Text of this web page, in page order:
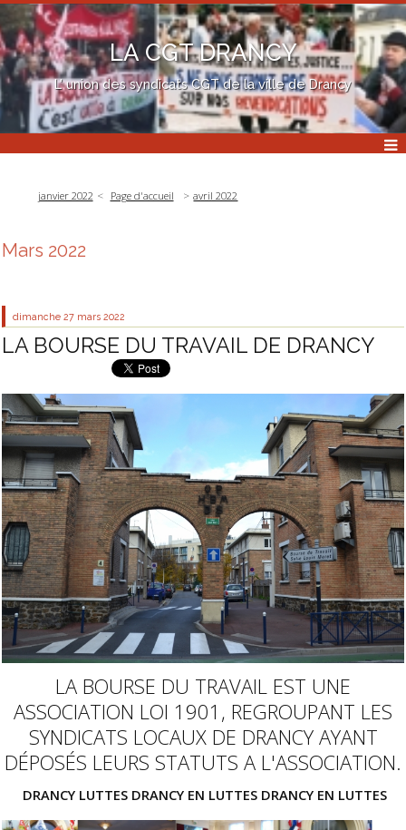
LA CGT DRANCY
L' union des syndicats CGT de la ville de Drancy
janvier 2022 Page d'accueil avril 2022
Mars 2022
dimanche 27 mars 2022
LA BOURSE DU TRAVAIL DE DRANCY
LA BOURSE DU TRAVAIL EST UNE
ASSOCIATION LOI 1901, REGROUPANT LES
SYNDICATS LOCAUX DE DRANCY AYANT
DÉPOSÉS LEURS STATUTS A L'ASSOCIATION.
DRANCY LUTTES DRANCY EN LUTTES DRANCY EN LUTTES